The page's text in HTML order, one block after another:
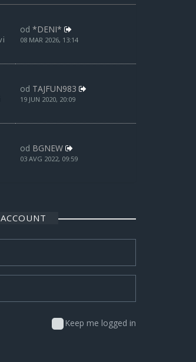
od *DENI*
08 MAR 2026, 13:14
od TAJFUN983
19 JUN 2020, 20:09
od BGNEW
03 AVG 2022, 09:59
Keep me logged in